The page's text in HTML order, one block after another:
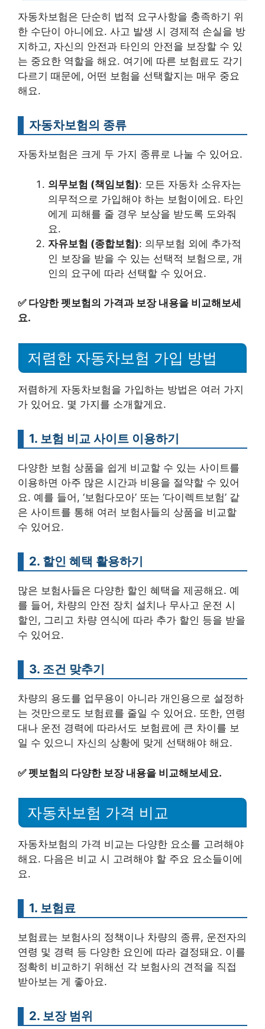
자동차보험은 단순히 법적 요구사항을 충족하기 위
한 수단이 아니에요. 사고 발생 시 경제적 손실을 방
지하고, 자신의 안전과 타인의 안전을 보장할 수 있
는 중요한 역할을 해요. 여기에 따른 보험료도 각기
다르기 때문에, 어떤 보험을 선택할지는 매우 중요
해요.
자동차보험의 종류
자동차보험은 크게 두 가지 종류로 나눌 수 있어요.
의무보험 (책임보험): 모든 자동차 소유자는
의무적으로 가입해야 하는 보험이에요. 타인
에게 피해를 줄 경우 보상을 받도록 도와줘
요.
자유보험 (종합보험): 의무보험 외에 추가적
인 보장을 받을 수 있는 선택적 보험으로, 개
인의 요구에 따라 선택할 수 있어요.
✅ 다양한 펫보험의 가격과 보장 내용을 비교해보세
요.
저렴한 자동차보험 가입 방법
저렴하게 자동차보험을 가입하는 방법은 여러 가지
가 있어요. 몇 가지를 소개할게요.
1. 보험 비교 사이트 이용하기
다양한 보험 상품을 쉽게 비교할 수 있는 사이트를
이용하면 아주 많은 시간과 비용을 절약할 수 있어
요. 예를 들어, ‘보험다모아’ 또는 ‘다이렉트보험’ 같
은 사이트를 통해 여러 보험사들의 상품을 비교할
수 있어요.
2. 할인 혜택 활용하기
많은 보험사들은 다양한 할인 혜택을 제공해요. 예
를 들어, 차량의 안전 장치 설치나 무사고 운전 시
할인, 그리고 차량 연식에 따라 추가 할인 등을 받을
수 있어요.
3. 조건 맞추기
차량의 용도를 업무용이 아니라 개인용으로 설정하
는 것만으로도 보험료를 줄일 수 있어요. 또한, 연령
대나 운전 경력에 따라서도 보험료에 큰 차이를 보
일 수 있으니 자신의 상황에 맞게 선택해야 해요.
✅펫보험의 다양한 보장 내용을 비교해보세요.
자동차보험 가격 비교
자동차보험의 가격 비교는 다양한 요소를 고려해야
해요. 다음은 비교 시 고려해야 할 주요 요소들이에
요.
1. 보험료
보험료는 보험사의 정책이나 차량의 종류, 운전자의
연령 및 경력 등 다양한 요인에 따라 결정돼요. 이를
정확히 비교하기 위해선 각 보험사의 견적을 직접
받아보는 게 좋아요.
2. 보장 범위